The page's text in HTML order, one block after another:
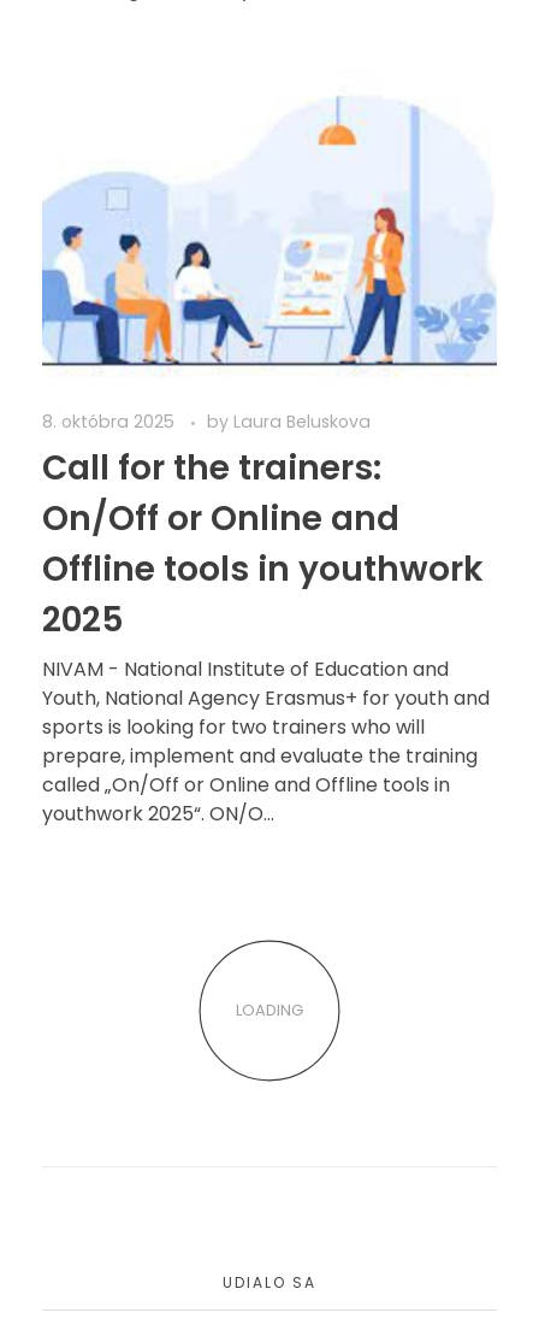
8. októbra 2025 by Laura Beluskova
Call for the trainers:
On/Off or Online and
Offline tools in youthwork
2025
NIVAM - National Institute of Education and
Youth, National Agency Erasmus+ for youth and
sports is looking for two trainers who will
prepare, implement and evaluate the training
called „On/Off or Online and Offline tools in
youthwork 2025“. ON/O...
LOADING
UDIALO SA